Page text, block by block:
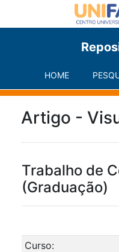
HOME
Artigo -
Trabalho de
(Graduação)
Curso: